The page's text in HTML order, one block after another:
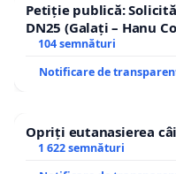
dizabilități sunt
bugetare, de
beneficiilor sociale.
economice.
Petiție publică:
DN25 (Galați – Hanu
traseului în afara
104 semnături
Notificare de
Opriți eutanasierea
1 622 semnături